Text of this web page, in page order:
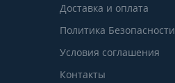
Доставка и оплата
Политика Безопасности
Условия соглашения
Контакты